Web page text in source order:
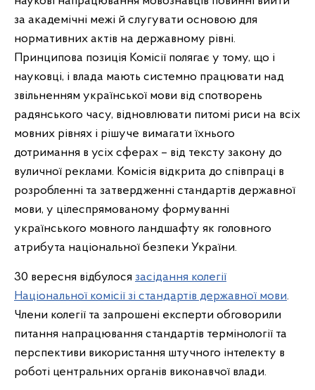
за академічні межі й слугувати основою для
нормативних актів на державному рівні.
Принципова позиція Комісії полягає у тому, що і
науковці, і влада мають системно працювати над
звільненням української мови від спотворень
радянського часу, відновлювати питомі риси на всіх
мовних рівнях і рішуче вимагати їхнього
дотримання в усіх сферах – від тексту закону до
вуличної реклами. Комісія відкрита до співпраці в
розробленні та затвердженні стандартів державної
мови, у цілеспрямованому формуванні
українського мовного ландшафту як головного
атрибута національної безпеки України.
30 вересня відбулося засідання колегії
Національної комісії зі стандартів державної мови.
Члени колегії та запрошені експерти обговорили
питання напрацювання стандартів термінології та
перспективи використання штучного інтелекту в
роботі центральних органів виконавчої влади.